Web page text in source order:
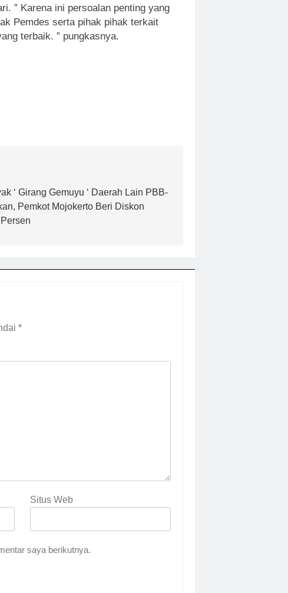
” Karena ini persoalan penting yang
Pemdes serta pihak pihak terkait
terbaik. ” pungkasnya.
‘ Girang Gemuyu ‘ Daerah Lain PBB-
Pemkot Mojokerto Beri Diskon
*
Situs Web
saya berikutnya.